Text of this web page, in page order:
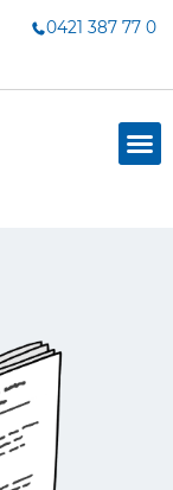
0421 387 77 0